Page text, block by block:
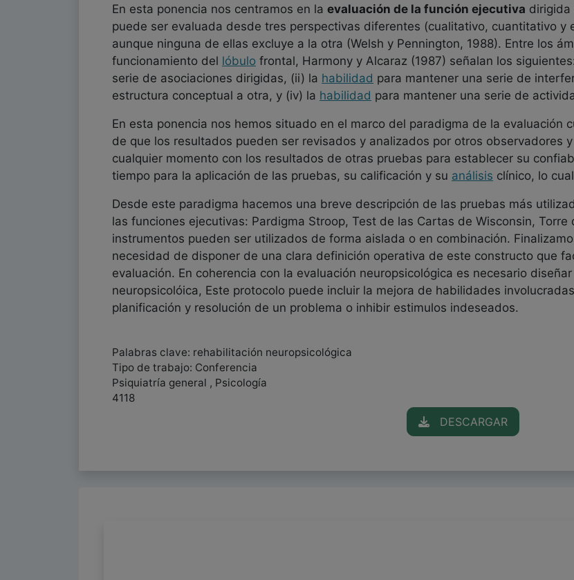
En esta ponencia nos centramos en la evaluación de la función ejecutiva dirigida
puede ser evaluada desde tres perspectivas diferentes (cualitativo, cuantitativo y
aunque ninguna de ellas excluye a la otra (Welsh y Pennington, 1988). Entre los
funcionamiento del lóbulo frontal, Harmony y Alcaraz (1987) señalan los
serie de asociaciones dirigidas, (ii) la habilidad para mantener una serie de
estructura conceptual a otra, y (iv) la habilidad para mantener una serie de
En esta ponencia nos hemos situado en el marco del paradigma de la evaluación
de que los resultados pueden ser revisados y analizados por otros observadores
cualquier momento con los resultados de otras pruebas para establecer su
tiempo para la aplicación de las pruebas, su calificación y su análisis clínico, lo
Desde este paradigma hacemos una breve descripción de las pruebas más
las funciones ejecutivas: Pardigma Stroop, Test de las Cartas de Wisconsin,
instrumentos pueden ser utilizados de forma aislada o en combinación.
necesidad de disponer de una clara definición operativa de este constructo que
evaluación. En coherencia con la evaluación neuropsicológica es necesario
neuropsicolóica, Este protocolo puede incluir la mejora de habilidades
planificación y resolución de un problema o inhibir estimulos indeseados.
Palabras clave: rehabilitación neuropsicológica
Tipo de trabajo: Conferencia
Psiquiatría general , Psicología
4118
DESCARGAR